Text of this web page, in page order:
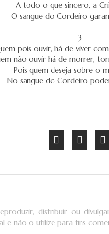
A todo o que sincero, a
O sangue do Cordeiro
3
pois ouvir, há de viver
não ouvir há de morrer,
Pois quem deseja sobre o
No sangue do Cordeiro
distribuir ou
não o utilize para fins